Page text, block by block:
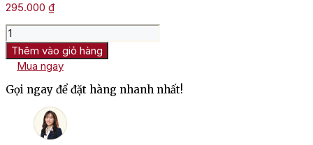
295.000 ₫
Rượu
Vang
Martinolles
Classic
Cabernet
Sauvignon
Thêm vào giỏ hàng
Mua ngay
Gọi ngay để đặt hàng nhanh nhất!